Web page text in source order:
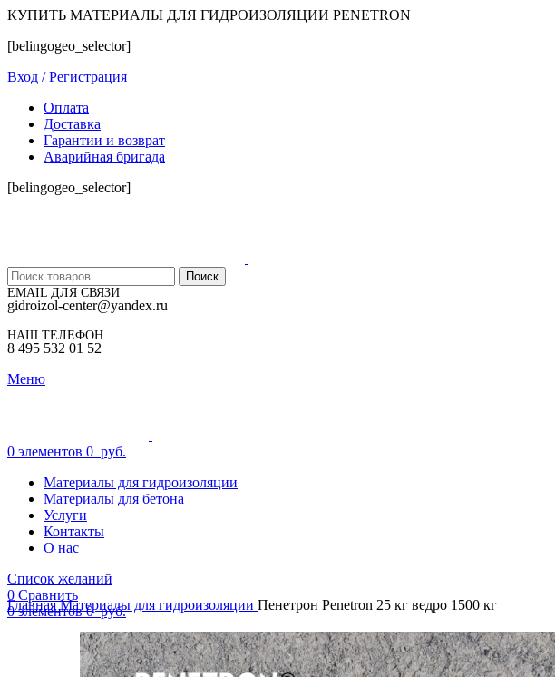
КУПИТЬ МАТЕРИАЛЫ ДЛЯ ГИДРОИЗОЛЯЦИИ PENETRON
[belingogeo_selector]
Вход / Регистрация
Оплата
Доставка
Гарантии и возврат
Аварийная бригада
[belingogeo_selector]
Поиск
EMAIL ДЛЯ СВЯЗИ
gidroizol-center@yandex.ru
НАШ ТЕЛЕФОН
8 495 532 01 52
Меню
0 элементов 0 руб.
Материалы для гидроизоляции
Материалы для бетона
Услуги
Контакты
О нас
Список желаний
0 Сравнить
0элементов 0руб.
ГлавнаяМатериалы для гидроизоляции Пенетрон Penetron 25 кг ведро 1500 кг